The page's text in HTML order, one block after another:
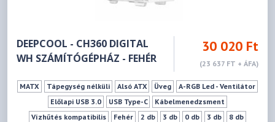
DEEPCOOL - CH360 DIGITAL
WH SZÁMÍTÓGÉPHÁZ - FEHÉR
30 020 Ft
(23 637 FT + ÁFA)
MATX Tápegység nélküli Alsó ATX Üveg
A-RGB Led - Ventilátor
Előlapi USB 3.0
USB Type-C
Kábelmenedzsment
Vízhűtés kompatibilis
Fehér 2 db 3 db 0 db 3 db
8 db